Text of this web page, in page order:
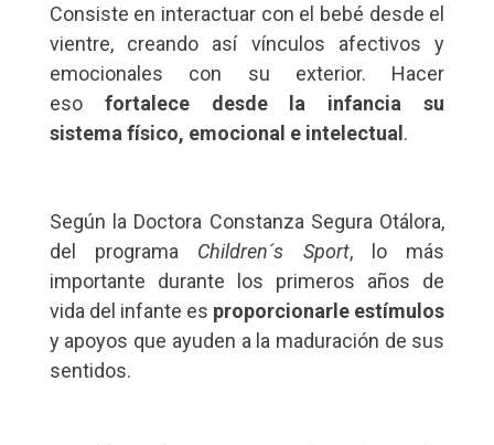
Consiste en interactuar con el bebé desde el
vientre, creando así vínculos afectivos y
emocionales con su exterior. Hacer
eso fortalece desde la infancia su
sistema físico, emocional e intelectual.
Según la Doctora Constanza Segura Otálora,
del programa Children´s Sport, lo más
importante durante los primeros años de
vida del infante es proporcionarle estímulos
y apoyos que ayuden a la maduración de sus
sentidos.